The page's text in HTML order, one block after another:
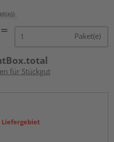
Paket(e)
für Stückgut